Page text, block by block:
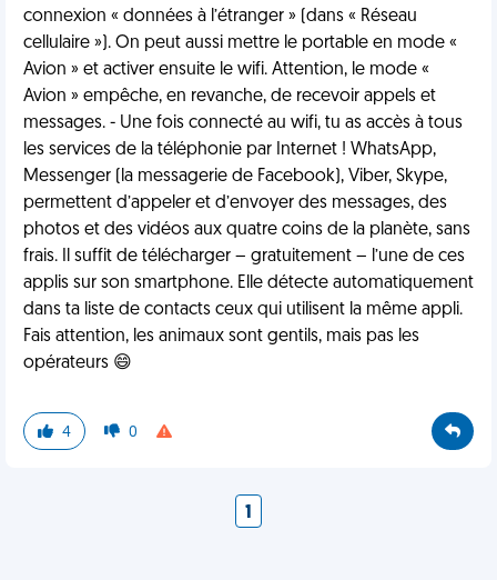
connexion « données à l’étranger » (dans « Réseau
cellulaire »). On peut aussi mettre le portable en mode «
Avion » et activer ensuite le wifi. Attention, le mode «
Avion » empêche, en revanche, de recevoir appels et
messages. - Une fois connecté au wifi, tu as accès à tous
les services de la téléphonie par Internet ! WhatsApp,
Messenger (la messagerie de Facebook), Viber, Skype,
permettent d’appeler et d’envoyer des messages, des
photos et des vidéos aux quatre coins de la planète, sans
frais. Il suffit de télécharger – gratuitement – l’une de ces
applis sur son smartphone. Elle détecte automatiquement
dans ta liste de contacts ceux qui utilisent la même appli.
Fais attention, les animaux sont gentils, mais pas les
opérateurs 😄
4 0
1